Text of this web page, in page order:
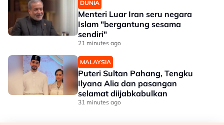
DUNIA
Menteri Luar Iran seru negara
Islam "bergantung sesama
sendiri"
21 minutes ago
MALAYSIA
Puteri Sultan Pahang, Tengku
Ilyana Alia dan pasangan
selamat diijabkabulkan
31 minutes ago